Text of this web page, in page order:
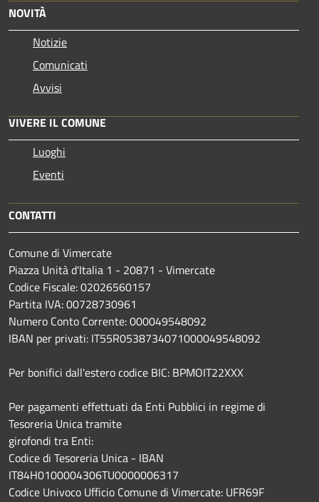
NOVITÀ
Notizie
Comunicati
Avvisi
VIVERE IL COMUNE
Luoghi
Eventi
CONTATTI
Comune di Vimercate
Piazza Unità d'Italia 1 - 20871 - Vimercate
Codice Fiscale: 02026560157
Partita IVA: 00728730961
Numero Conto Corrente: 000049548092
IBAN per privati: IT55R0538734071000049548092
Per bonifici dall'estero codice BIC: BPMOIT22XXX
Per pagamenti effettuati da Enti Pubblici in regime di
Tesoreria Unica tramite
girofondi tra Enti:
Codice di Tesoreria Unica - IBAN
IT84H0100004306TU0000006317
Codice Univoco Ufficio Comune di Vimercate: UFR69F